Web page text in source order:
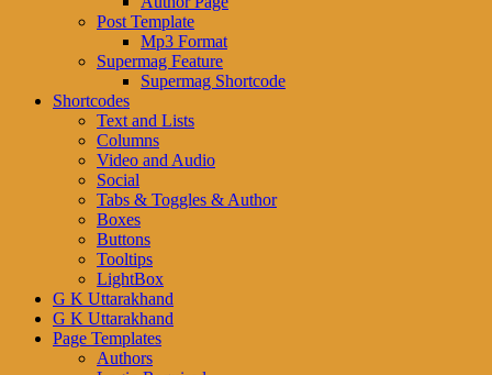
Post Template
Mp3 Format
Supermag Feature
Supermag Shortcode
Shortcodes
Text and Lists
Columns
Video and Audio
Social
Tabs & Toggles & Author
Boxes
Buttons
Tooltips
LightBox
G K Uttarakhand
G K Uttarakhand
Page Templates
Authors